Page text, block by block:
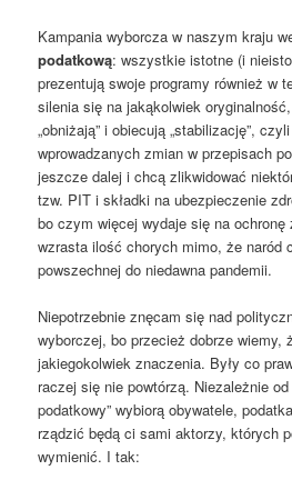
Kampania wyborcza w naszym kraju
podatkową: wszystkie istotne (i
prezentują swoje programy również w
silenia się na jakąkolwiek
„obniżają” i obiecują „stabilizację”,
wprowadzanych zmian w przepisach
jeszcze dalej i chcą zlikwidować
tzw. PIT i składki na ubezpieczenie
bo czym więcej wydaje się na
wzrasta ilość chorych mimo, że naród
powszechnej do niedawna pandemii.
Niepotrzebnie znęcam się nad
wyborczej, bo przecież dobrze wiemy,
jakiegokolwiek znaczenia. Były co
raczej się nie powtórzą. Niezależnie od
podatkowy” wybiorą obywatele,
rządzić będą ci sami aktorzy, których
wymienić. I tak: